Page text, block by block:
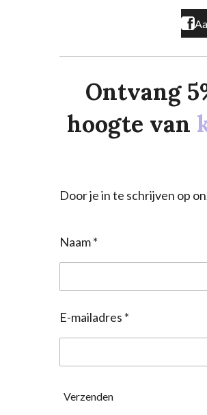
Ontvang
hoogte van
Door je in te schrijven op
Naam *
E-mailadres *
Verzenden